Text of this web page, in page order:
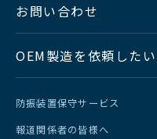
お問い合わせ
OEM製造を依頼したい
防振装置保守サービス
報道関係者の皆様へ